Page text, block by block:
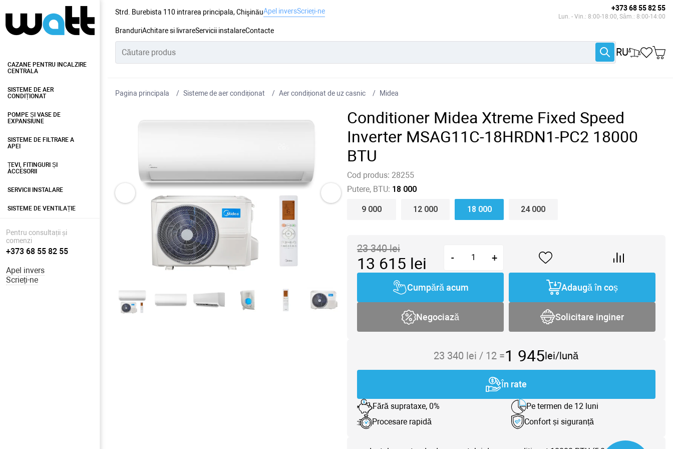
Strd. Burebista 110 intrarea principala, ChişinăuApel inversScrieți-ne +373 68 55 82 55
Lun. - Vin.: 8:00-18:00, Sâm.: 8:00-14:00
BranduriAchitare si livrareServicii instalareContacte
RU
CAZANE PENTRU INCALZIRE
CENTRALA
SISTEME DE AER
CONDIȚIONAT
POMPE ȘI VASE DE
EXPANSIUNE
SISTEME DE FILTRARE A
APEI
ȚEVI, FITINGURI ȘI
ACCESORII
SERVICII INSTALARE
SISTEME DE VENTILAȚIE
Pentru consultații și
comenzi
+373 68 55 82 55
Apel invers
Scrieți-ne
Pagina principala Sisteme de aer condiționat Aer condiționat de uz casnic Midea
Conditioner Midea Xtreme Fixed Speed
Inverter MSAG11C-18HRDN1-PC2 18000
BTU
Cod produs: 28255
Putere, BTU: 18 000
9 000 12 000 18 000 24 000
23 340lei
13 615 lei - +
Cumpără acum Adaugă în coș
Negociază Solicitare inginer
23 340 lei / 12 =1 945lei/lună
În rate
Fără suprataxe, 0%
Pe termen de 12 luni
Procesare rapidă
Confort și siguranță